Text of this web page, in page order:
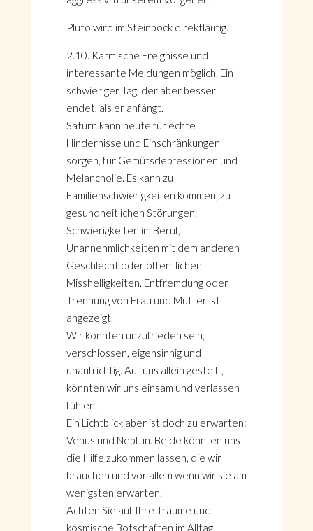
Pluto wird im Steinbock direktläufig.
2.10. Karmische Ereignisse und
interessante Meldungen möglich. Ein
schwieriger Tag, der aber besser
endet, als er anfängt.
Saturn kann heute für echte
Hindernisse und Einschränkungen
sorgen, für Gemütsdepressionen und
Melancholie. Es kann zu
Familienschwierigkeiten kommen, zu
gesundheitlichen Störungen,
Schwierigkeiten im Beruf,
Unannehmlichkeiten mit dem anderen
Geschlecht oder öffentlichen
Misshelligkeiten. Entfremdung oder
Trennung von Frau und Mutter ist
angezeigt.
Wir könnten unzufrieden sein,
verschlossen, eigensinnig und
unaufrichtig. Auf uns allein gestellt,
könnten wir uns einsam und verlassen
fühlen.
Ein Lichtblick aber ist doch zu erwarten:
Venus und Neptun. Beide könnten uns
die Hilfe zukommen lassen, die wir
brauchen und vor allem wenn wir sie am
wenigsten erwarten.
Achten Sie auf Ihre Träume und
kosmische Botschaften im Alltag.